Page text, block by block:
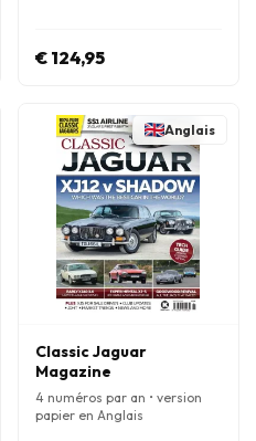
€ 124,95
Anglais
Classic Jaguar
Magazine
4 numéros par an • version
papier en Anglais